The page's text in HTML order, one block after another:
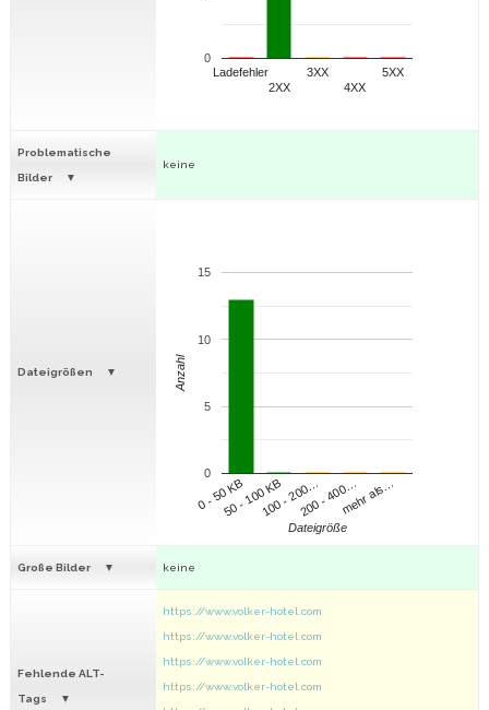
Ladefehler
2XX
3XX
4XX
5XX
0
Problematische
Bilder
keine
Dateigrößen
0 - 50 KB50 - 100 KB100 - 200…200 - 400…mehr als…
0
5
10
15
Dateigröße
Anzahl
Große Bilder keine
Fehlende ALT-
Tags
https://www.volker-hotel.com
https://www.volker-hotel.com
https://www.volker-hotel.com
https://www.volker-hotel.com